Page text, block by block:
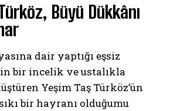
Büyü Dükkânı
dair yaptığı eşsiz
bir incelik ve ustalıkla
Yeşim Taş Türköz’ün
bir hayranı olduğumu